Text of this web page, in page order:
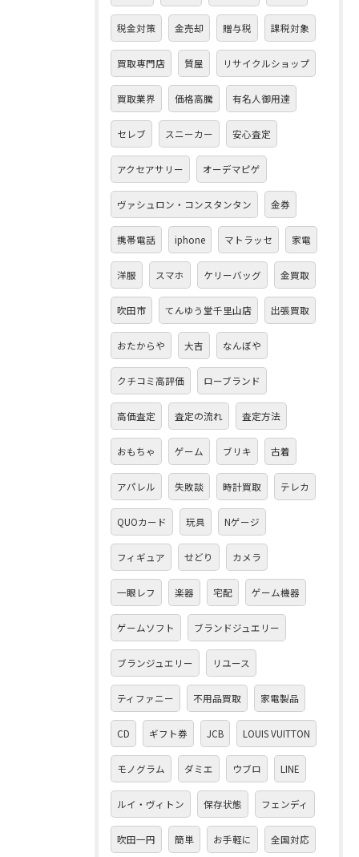
税金対策 金売却 贈与税 課税対象
買取専門店 質屋 リサイクルショップ
買取業界 価格高騰 有名人御用達
セレブ スニーカー 安心査定
アクセアサリー オーデマピゲ
ヴァシュロン・コンスタンタン 金券
携帯電話 iphone マトラッセ 家電
洋服 スマホ ケリーバッグ 金買取
吹田市 てんゆう堂千里山店 出張買取
おたからや 大吉 なんぼや
クチコミ高評価 ローブランド
高価査定 査定の流れ 査定方法
おもちゃ ゲーム ブリキ 古着
アパレル 失敗談 時計買取 テレカ
QUOカード 玩具 Nゲージ
フィギュア せどり カメラ
一眼レフ 楽器 宅配 ゲーム機器
ゲームソフト ブランドジュエリー
ブランジュエリー リユース
ティファニー 不用品買取 家電製品
CD ギフト券 JCB LOUIS VUITTON
モノグラム ダミエ ウブロ LINE
ルイ・ヴィトン 保存状態 フェンディ
吹田一円 簡単 お手軽に 全国対応